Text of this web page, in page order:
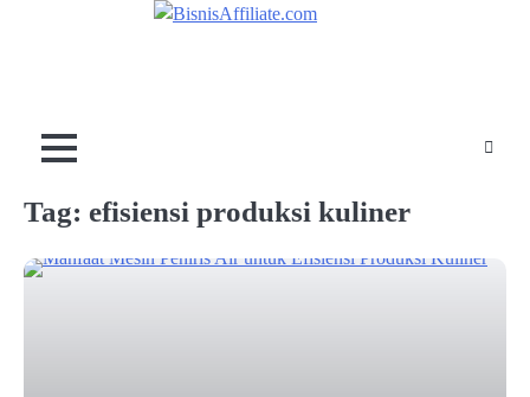
Tag: efisiensi produksi kuliner